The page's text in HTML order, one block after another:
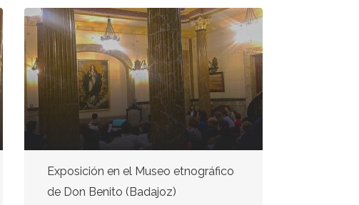
Exposición en el Museo etnográfico
de Don Benito (Badajoz)